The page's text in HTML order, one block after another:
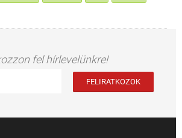
fel hírlevelünkre!